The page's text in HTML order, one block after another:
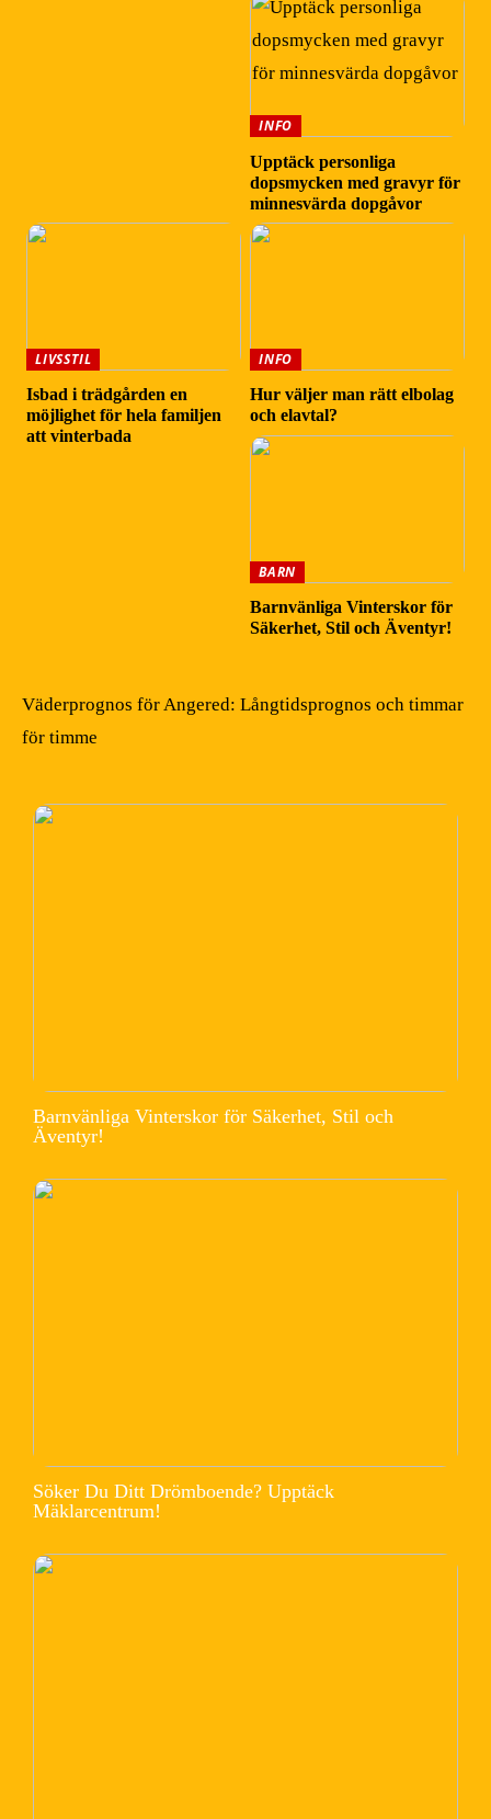
INFO
Upptäck personliga
dopsmycken med gravyr för
minnesvärda dopgåvor
LIVSSTIL
Isbad i trädgården en
möjlighet för hela familjen
att vinterbada
INFO
Hur väljer man rätt elbolag
och elavtal?
BARN
Barnvänliga Vinterskor för
Säkerhet, Stil och Äventyr!
Väderprognos för Angered: Långtidsprognos och timmar
för timme
Barnvänliga Vinterskor för Säkerhet, Stil och
Äventyr!
Söker Du Ditt Drömboende? Upptäck
Mäklarcentrum!